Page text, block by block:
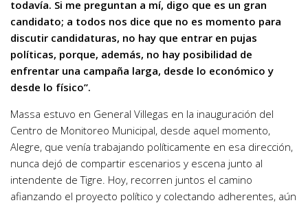
todavía. Si me preguntan a mí, digo que es un gran
candidato; a todos nos dice que no es momento para
discutir candidaturas, no hay que entrar en pujas
políticas, porque, además, no hay posibilidad de
enfrentar una campaña larga, desde lo económico y
desde lo físico”.
Massa estuvo en General Villegas en la inauguración del
Centro de Monitoreo Municipal, desde aquel momento,
Alegre, que venía trabajando políticamente en esa dirección,
nunca dejó de compartir escenarios y escena junto al
intendente de Tigre. Hoy, recorren juntos el camino
afianzando el proyecto político y colectando adherentes, aún